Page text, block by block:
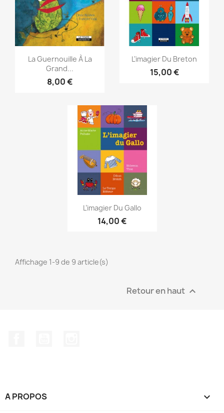
Aperçu rapide
La Guernouille À La
Grand...
8,00 €
Aperçu rapide
L’imagier Du Breton
15,00 €
Aperçu rapide
L’imagier Du Gallo
14,00 €
Affichage 1-9 de 9 article(s)
Retour en haut 
A PROPOS 